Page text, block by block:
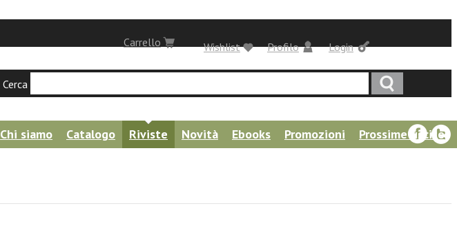
Login
Carrello Profilo
Wishlist
Cerca
Chi siamo Catalogo Riviste Novità Ebooks Promozioni
Prossime uscite